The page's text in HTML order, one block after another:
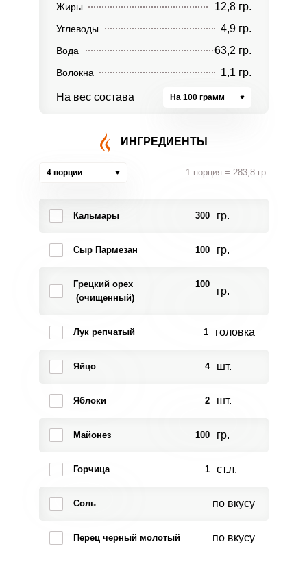
Жиры 12,8 гр.
Углеводы 4,9 гр.
Вода 63,2 гр.
Волокна 1,1 гр.
На вес состава На 100 грамм
ИНГРЕДИЕНТЫ
4 порции 1 порция = 283,8 гр.
Кальмары 300 гр.
Сыр Пармезан 100 гр.
Грецкий орех
(очищенный)
100
гр.
Лук репчатый 1 головка
Яйцо 4 шт.
Яблоки 2 шт.
Майонез 100 гр.
Горчица 1 ст.л.
Соль по вкусу
Перец черный молотый по вкусу